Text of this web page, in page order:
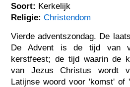
Soort: Kerkelijk
Religie: Christendom
Vierde adventszondag. De
De Advent is de tijd van
kerstfeest; de tijd waarin de
van Jezus Christus wordt
Latijnse woord voor 'komst' of